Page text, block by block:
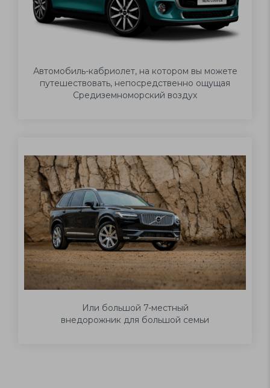
Автомобиль-кабриолет, на котором вы можете
путешествовать, непосредственно ощущая
Средиземноморский воздух
Или большой 7-местный
внедорожник для большой семьи